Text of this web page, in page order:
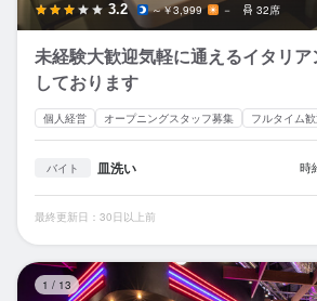
3.2 ～￥3,999 － 32席
未経験大歓迎気軽に通えるイタリ
しております
個人経営 オープニングスタッフ募集 フルタイム
バイト 皿洗い 時
最終更新日：30日以上前
1 / 13